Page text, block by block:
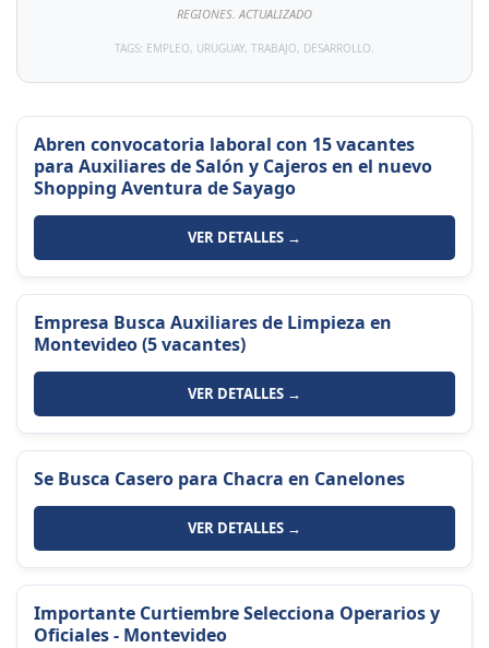
REGIONES. ACTUALIZADO
TAGS: EMPLEO, URUGUAY, TRABAJO, DESARROLLO.
Abren convocatoria laboral con 15 vacantes
para Auxiliares de Salón y Cajeros en el nuevo
Shopping Aventura de Sayago
VER DETALLES →
Empresa Busca Auxiliares de Limpieza en
Montevideo (5 vacantes)
VER DETALLES →
Se Busca Casero para Chacra en Canelones
VER DETALLES →
Importante Curtiembre Selecciona Operarios y
Oficiales - Montevideo